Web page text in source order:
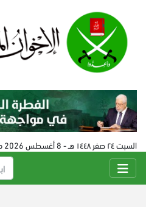
السبت ٢٤ صفر ١٤٤٨ هـ - 8 أغسطس 2026 م - الساعة 10:53 م